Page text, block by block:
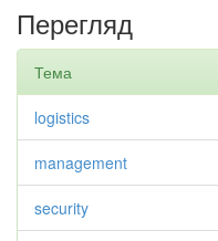
Перегляд
Тема
logistics
management
security